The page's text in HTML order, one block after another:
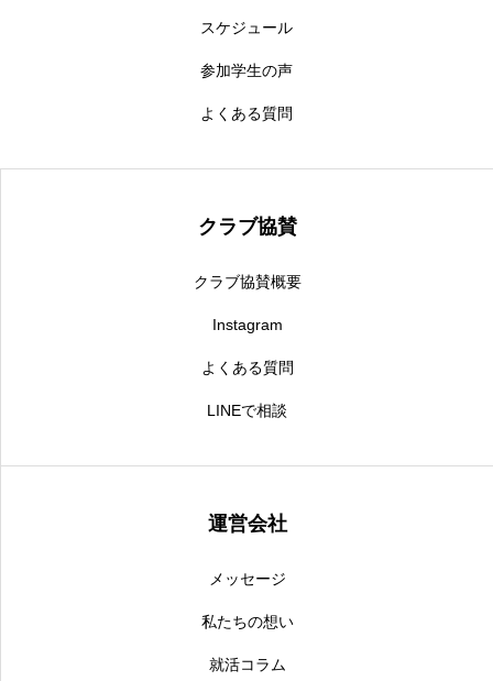
スケジュール
参加学生の声
よくある質問
クラブ協賛
クラブ協賛概要
Instagram
よくある質問
LINEで相談
運営会社
メッセージ
私たちの想い
就活コラム